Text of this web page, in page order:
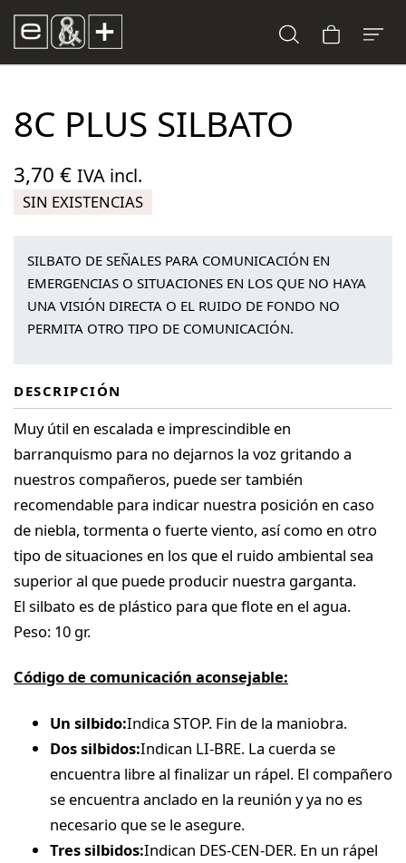
8C PLUS SILBATO
3,70 € IVA incl.
SIN EXISTENCIAS
SILBATO DE SEÑALES PARA COMUNICACIÓN EN
EMERGENCIAS O SITUACIONES EN LOS QUE NO HAYA
UNA VISIÓN DIRECTA O EL RUIDO DE FONDO NO
PERMITA OTRO TIPO DE COMUNICACIÓN.
DESCRIPCIÓN
Muy útil en escalada e imprescindible en
barranquismo para no dejarnos la voz gritando a
nuestros compañeros, puede ser también
recomendable para indicar nuestra posición en caso
de niebla, tormenta o fuerte viento, así como en otro
tipo de situaciones en los que el ruido ambiental sea
superior al que puede producir nuestra garganta.
El silbato es de plástico para que flote en el agua.
Peso: 10 gr.
Código de comunicación aconsejable:
Un silbido:Indica STOP. Fin de la maniobra.
Dos silbidos:Indican LI-BRE. La cuerda se
encuentra libre al finalizar un rápel. El compañero
se encuentra anclado en la reunión y ya no es
necesario que se le asegure.
Tres silbidos:Indican DES-CEN-DER. En un rápel